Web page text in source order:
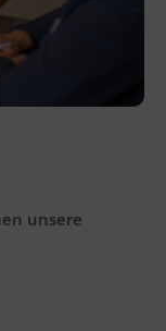
finden
unsere